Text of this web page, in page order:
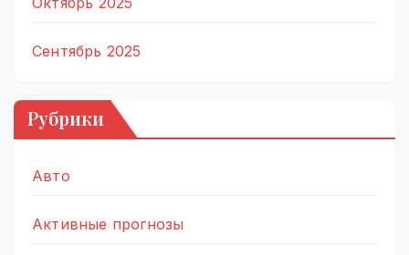
Сентябрь 2025
Рубрики
Авто
Активные прогнозы